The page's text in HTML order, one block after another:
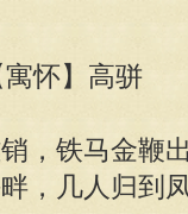
怀】高骈
，铁马金鞭
，几人归到